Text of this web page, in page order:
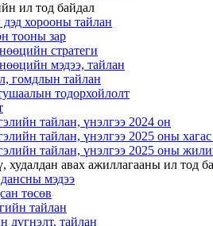
ил тод байдал
дэд хорооны тайлан
тооны зар
стратеги
мэдээ, тайлан
гомдлын тайлан
тодорхойлолт
тайлан, үнэлгээ 2024 он
тайлан, үнэлгээ 2025 оны
тайлан, үнэлгээ 2025 оны
худалдан авах ажиллагааны ил тод
мэдээ
төсөв
тайлан
дүгнэлт, тайлан